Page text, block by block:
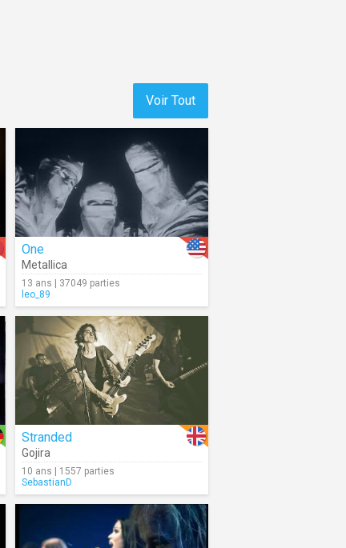
Voir Tout
One
Metallica
13 ans | 37049 parties
leo_89
Stranded
Gojira
10 ans | 1557 parties
SebastianD